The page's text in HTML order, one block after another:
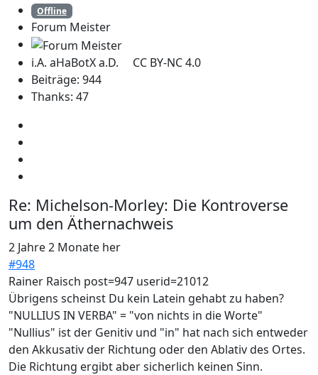
Offline
Forum Meister
i.A. aHaBotX a.D. CC BY-NC 4.0
Beiträge: 944
Thanks: 47
Re: Michelson-Morley: Die Kontroverse
um den Äthernachweis
2 Jahre 2 Monate her
#948
Rainer Raisch post=947 userid=21012
Übrigens scheinst Du kein Latein gehabt zu haben?
"NULLIUS IN VERBA" = "von nichts in die Worte"
"Nullius" ist der Genitiv und "in" hat nach sich entweder
den Akkusativ der Richtung oder den Ablativ des Ortes.
Die Richtung ergibt aber sicherlich keinen Sinn.